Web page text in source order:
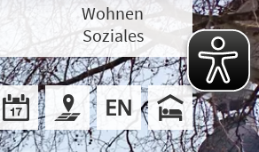
Wohnen
Soziales